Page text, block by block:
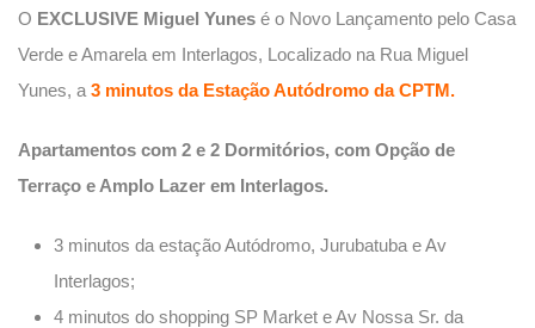
O EXCLUSIVE Miguel Yunes é o Novo Lançamento pelo Casa
Verde e Amarela em Interlagos, Localizado na Rua Miguel
Yunes, a 3 minutos da Estação Autódromo da CPTM.
Apartamentos com 2 e 2 Dormitórios, com Opção de
Terraço e Amplo Lazer em Interlagos.
3 minutos da estação Autódromo, Jurubatuba e Av
Interlagos;
4 minutos do shopping SP Market e Av Nossa Sr. da